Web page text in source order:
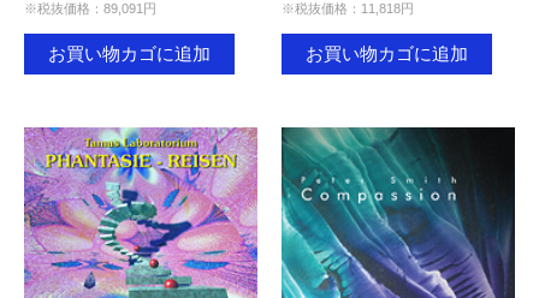
※税抜価格：89,091円
お買い物カゴに追加
※税抜価格：11,818円
お買い物カゴに追加